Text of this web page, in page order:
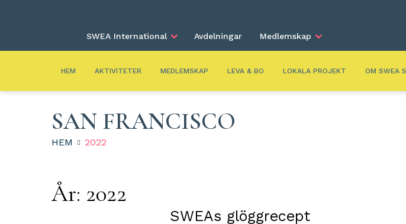
SWEA International Avdelningar Medlemskap
HEM AKTIVITETER MEDLEMSKAP LEVA & BO LOKALA PROJEKT OM SWEA
SAN FRANCISCO
HEM 2022
År: 2022
SWEAs glöggrecept